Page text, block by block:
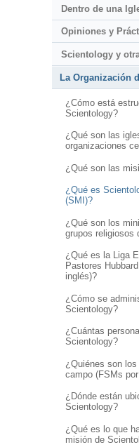
Dentro de una
Opiniones y
Scientology y
La Organización
¿Cómo está
Scientology?
¿Qué son las
organizaciones
¿Qué son las
¿Qué es
(SMI)?
¿Qué son los
grupos religiosos
¿Qué es la Liga
Pastores
inglés)?
¿Cómo se
Scientology?
¿Cuántas
Scientology?
¿Quiénes son
campo (FSMs
¿Dónde están
Scientology?
¿Qué es lo que
misión de